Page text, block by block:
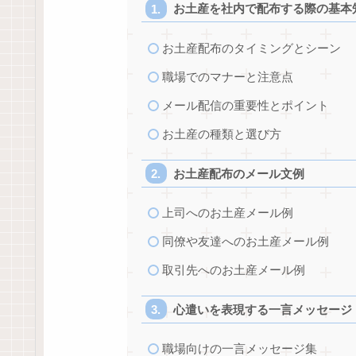
お土産を社内で配布する際の基本
お土産配布のタイミングとシーン
職場でのマナーと注意点
メール配信の重要性とポイント
お土産の種類と選び方
お土産配布のメール文例
上司へのお土産メール例
同僚や友達へのお土産メール例
取引先へのお土産メール例
心遣いを表現する一言メッセージ
職場向けの一言メッセージ集